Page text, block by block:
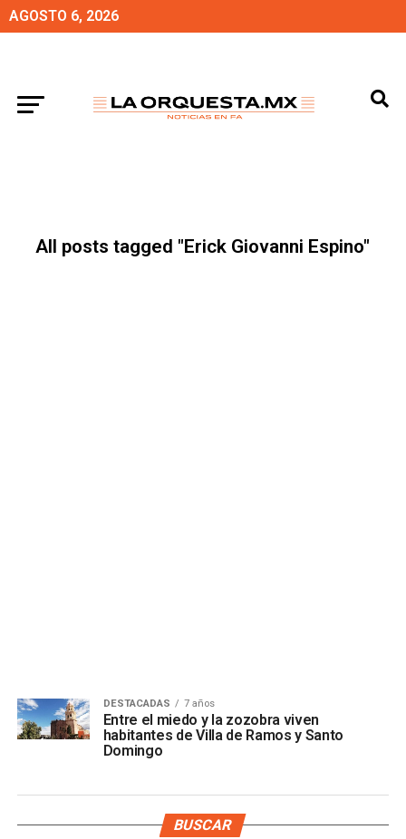
AGOSTO 6, 2026
All posts tagged "Erick Giovanni Espino"
DESTACADAS 7 años
Entre el miedo y la zozobra viven
habitantes de Villa de Ramos y Santo
Domingo
BUSCAR